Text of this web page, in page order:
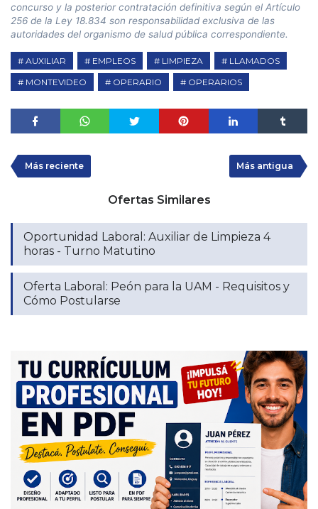
concurso y la posterior contratación definitiva según el Artículo
256 de la Ley 18.834 son responsabilidad exclusiva de las
autoridades del organismo de salud pública correspondiente.
AUXILIAR EMPLEOS LIMPIEZA
LLAMADOS
MONTEVIDEO
OPERARIO OPERARIOS
Más reciente Más antigua
Ofertas Similares
Oportunidad Laboral: Auxiliar de Limpieza 4
horas - Turno Matutino
Oferta Laboral: Peón para la UAM - Requisitos y
Cómo Postularse